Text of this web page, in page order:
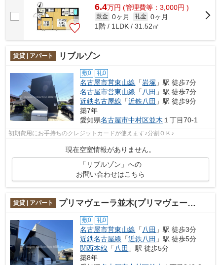
6.4万円 (管理費等：3,000円 )
敷金 0ヶ月 礼金 0ヶ月
1階 / 1LDK / 31.52㎡
賃貸 | アパート リブルゾン
敷0 礼0
名古屋市営東山線 「岩塚 」駅 徒歩7分
名古屋市営東山線 「 八田 」駅 徒歩7分
近鉄名古屋線 「近鉄八田 」駅 徒歩9分
築7年
愛知県名古屋市中村区並木 １丁目70-1
初期費用にお手持ちのクレジットカードが使えます♪分割ＯＫ♪
現在空室情報がありません。
「リブルゾン」への
お問い合わせはこちら
賃貸 | アパート プリマヴェーラ並木(プリマヴェーラナミキ)
敷0 礼0
名古屋市営東山線 「八田 」駅 徒歩3分
近鉄名古屋線 「近鉄八田 」駅 徒歩5分
関西本線 「八田 」駅 徒歩5分
築8年